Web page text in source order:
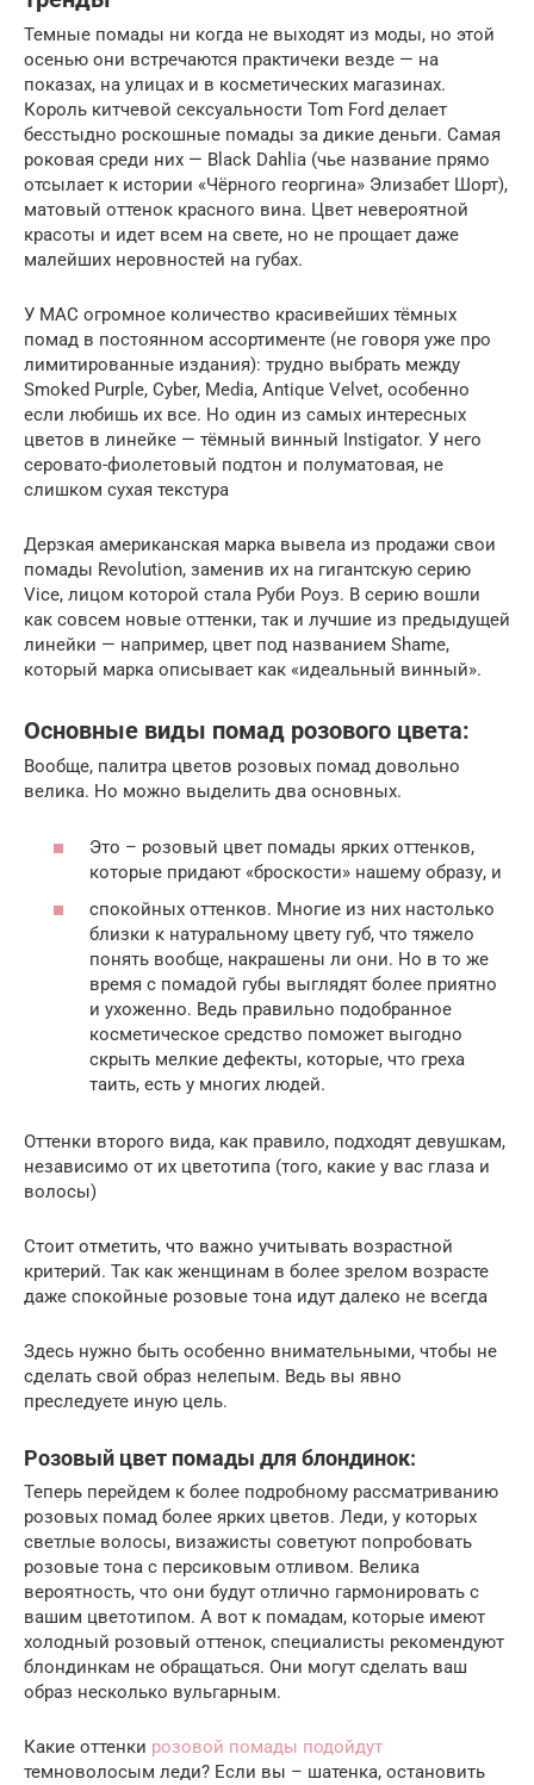
Темные помады ни когда не выходят из моды, но этой
осенью они встречаются практичеки везде — на
показах, на улицах и в косметических магазинах.
Король китчевой сексуальности Tom Ford делает
бесстыдно роскошные помады за дикие деньги. Самая
роковая среди них — Black Dahlia (чье название прямо
отсылает к истории «Чёрного георгина» Элизабет Шорт),
матовый оттенок красного вина. Цвет невероятной
красоты и идет всем на свете, но не прощает даже
малейших неровностей на губах.
У МАС огромное количество красивейших тёмных
помад в постоянном ассортименте (не говоря уже про
лимитированные издания): трудно выбрать между
Smoked Purple, Cyber, Media, Antique Velvet, особенно
если любишь их все. Но один из самых интересных
цветов в линейке — тёмный винный Instigator. У него
серовато-фиолетовый подтон и полуматовая, не
слишком сухая текстура
Дерзкая американская марка вывела из продажи свои
помады Revolution, заменив их на гигантскую серию
Vice, лицом которой стала Руби Роуз. В серию вошли
как совсем новые оттенки, так и лучшие из предыдущей
линейки — например, цвет под названием Shame,
который марка описывает как «идеальный винный».
Основные виды помад розового цвета:
Вообще, палитра цветов розовых помад довольно
велика. Но можно выделить два основных.
Это – розовый цвет помады ярких оттенков,
которые придают «броскости» нашему образу, и
спокойных оттенков. Многие из них настолько
близки к натуральному цвету губ, что тяжело
понять вообще, накрашены ли они. Но в то же
время с помадой губы выглядят более приятно
и ухоженно. Ведь правильно подобранное
косметическое средство поможет выгодно
скрыть мелкие дефекты, которые, что греха
таить, есть у многих людей.
Оттенки второго вида, как правило, подходят девушкам,
независимо от их цветотипа (того, какие у вас глаза и
волосы)
Стоит отметить, что важно учитывать возрастной
критерий. Так как женщинам в более зрелом возрасте
даже спокойные розовые тона идут далеко не всегда
Здесь нужно быть особенно внимательными, чтобы не
сделать свой образ нелепым. Ведь вы явно
преследуете иную цель.
Розовый цвет помады для блондинок:
Теперь перейдем к более подробному рассматриванию
розовых помад более ярких цветов. Леди, у которых
светлые волосы, визажисты советуют попробовать
розовые тона с персиковым отливом. Велика
вероятность, что они будут отлично гармонировать с
вашим цветотипом. А вот к помадам, которые имеют
холодный розовый оттенок, специалисты рекомендуют
блондинкам не обращаться. Они могут сделать ваш
образ несколько вульгарным.
Какие оттенки розовой помады подойдут
темноволосым леди? Если вы – шатенка, остановить